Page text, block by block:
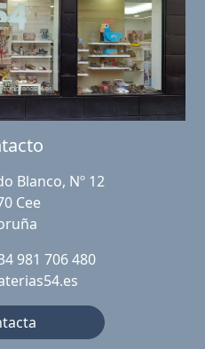
Blanco, Nº 12
Cee
981 706 480